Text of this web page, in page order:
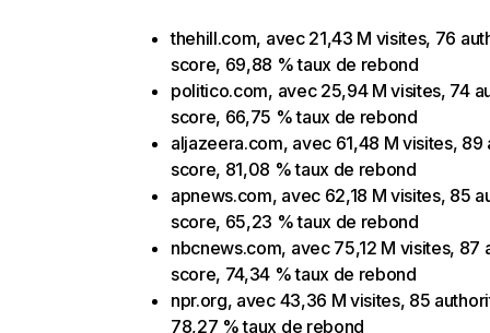
thehill.com, avec 21,43 M visites, 76
score, 69,88 % taux de rebond
politico.com, avec 25,94 M visites, 74
score, 66,75 % taux de rebond
aljazeera.com, avec 61,48 M visites, 89
score, 81,08 % taux de rebond
apnews.com, avec 62,18 M visites, 85
score, 65,23 % taux de rebond
nbcnews.com, avec 75,12 M visites, 87
score, 74,34 % taux de rebond
npr.org, avec 43,36 M visites, 85
78,27 % taux de rebond